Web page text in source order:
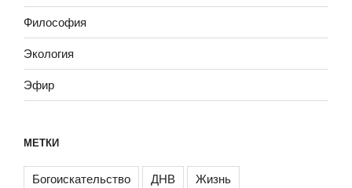
Философия
Экология
Эфир
МЕТКИ
Богоискательство ДНВ
Жизнь